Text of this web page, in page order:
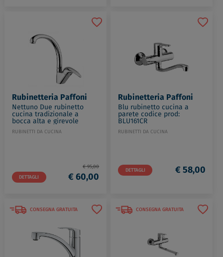
Rubinetteria Paffoni
Nettuno Due rubinetto
cucina tradizionale a
bocca alta e girevole
codice prod: ND181CR
RUBINETTI DA CUCINA
DETTAGLI
€ 95,00
€ 60,00
Rubinetteria Paffoni
Blu rubinetto cucina a
parete codice prod:
BLU161CR
RUBINETTI DA CUCINA
DETTAGLI € 58,00
CONSEGNA GRATUITA CONSEGNA GRATUITA